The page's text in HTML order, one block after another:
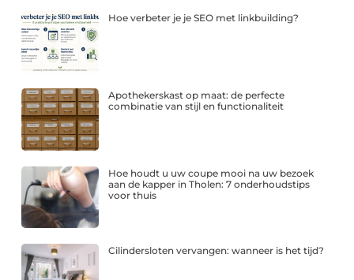
Hoe verbeter je je SEO met linkbuilding?
Apothekerskast op maat: de perfecte
combinatie van stijl en functionaliteit
Hoe houdt u uw coupe mooi na uw bezoek
aan de kapper in Tholen: 7 onderhoudstips
voor thuis
Cilindersloten vervangen: wanneer is het tijd?